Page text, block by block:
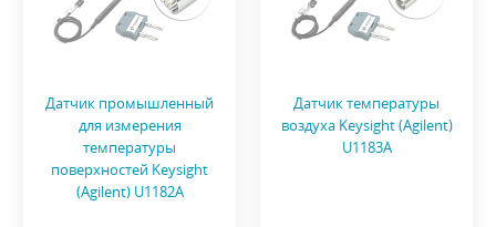
Датчик промышленный
для измерения
температуры
поверхностей Keysight
(Agilent) U1182A
Датчик температуры
воздуха Keysight (Agilent)
U1183A